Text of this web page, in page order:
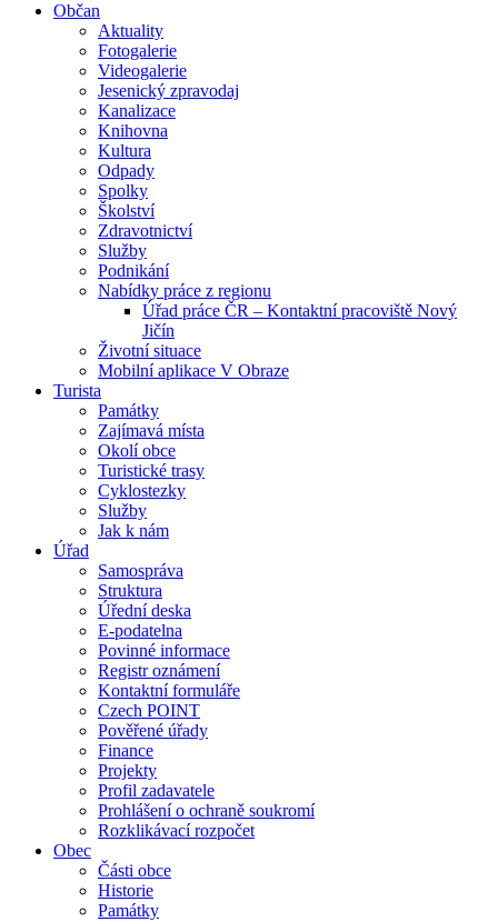
Občan
Aktuality
Fotogalerie
Videogalerie
Jesenický zpravodaj
Kanalizace
Knihovna
Kultura
Odpady
Spolky
Školství
Zdravotnictví
Služby
Podnikání
Nabídky práce z regionu
Úřad práce ČR – Kontaktní pracoviště Nový
Jičín
Životní situace
Mobilní aplikace V Obraze
Turista
Památky
Zajímavá místa
Okolí obce
Turistické trasy
Cyklostezky
Služby
Jak k nám
Úřad
Samospráva
Struktura
Úřední deska
E-podatelna
Povinné informace
Registr oznámení
Kontaktní formuláře
Czech POINT
Pověřené úřady
Finance
Projekty
Profil zadavatele
Prohlášení o ochraně soukromí
Rozklikávací rozpočet
Obec
Části obce
Historie
Památky